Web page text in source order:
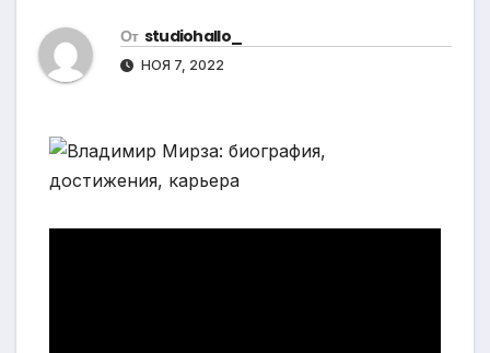
От studiohallo_
НОЯ 7, 2022